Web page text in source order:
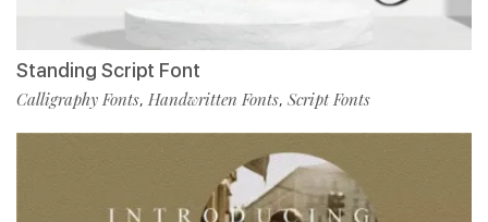
Standing Script Font
Calligraphy Fonts, Handwritten Fonts, Script Fonts